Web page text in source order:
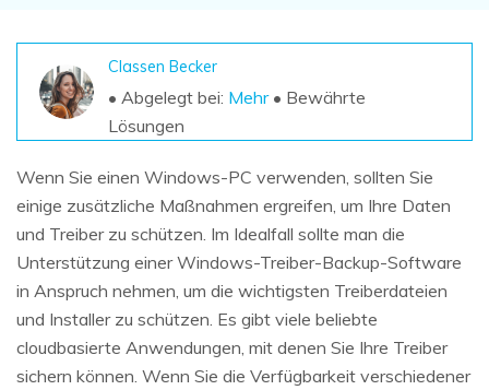
Kostenlos Testen
Weitere Produkte
Repairit - Datenreparatur
UBackit - Datensicherung
Classen Becker
• Abgelegt bei: Mehr• Bewährte
Lösungen
Wenn Sie einen Windows-PC verwenden, sollten Sie
einige zusätzliche Maßnahmen ergreifen, um Ihre Daten
und Treiber zu schützen. Im Idealfall sollte man die
Unterstützung einer Windows-Treiber-Backup-Software
in Anspruch nehmen, um die wichtigsten Treiberdateien
und Installer zu schützen. Es gibt viele beliebte
cloudbasierte Anwendungen, mit denen Sie Ihre Treiber
sichern können. Wenn Sie die Verfügbarkeit verschiedener